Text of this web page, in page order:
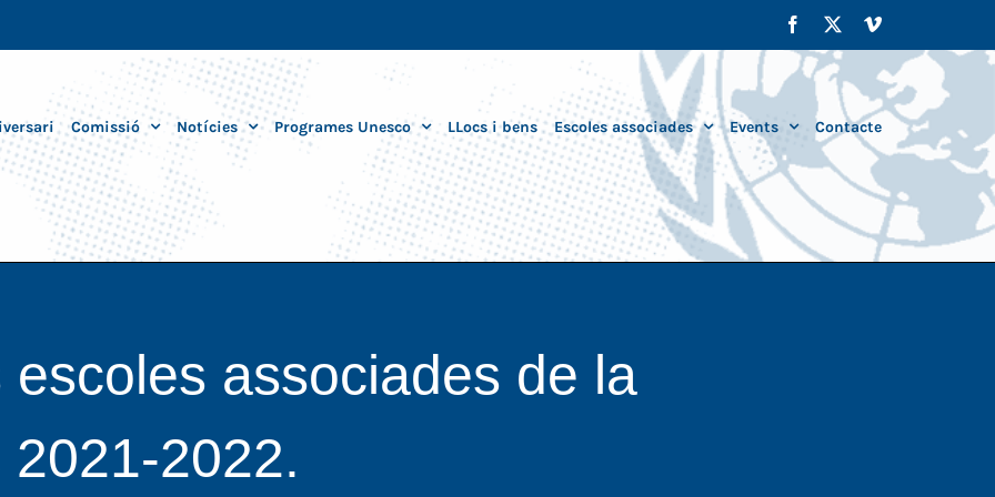
Facebook Vimeo
Comissió Notícies Programes Unesco LLocs i bens Escoles associades Events Contacte
associades de la
2022.